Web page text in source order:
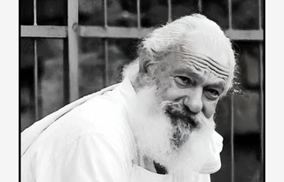
Le frasi più belle delle poesie di
Wisława Szymborska
In questa pagina sono raccolte le
migliori frasi brevi tratte dalle poesie
di Wisława Szymborska sull'amore e
sulla vita